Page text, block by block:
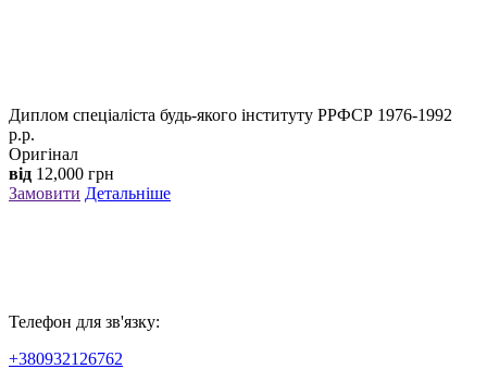
Диплом спеціаліста будь-якого інституту РРФСР 1976-1992
р.р.
Оригінал
від 12,000 грн
Замовити Детальніше
Телефон для зв'язку:
+380932126762